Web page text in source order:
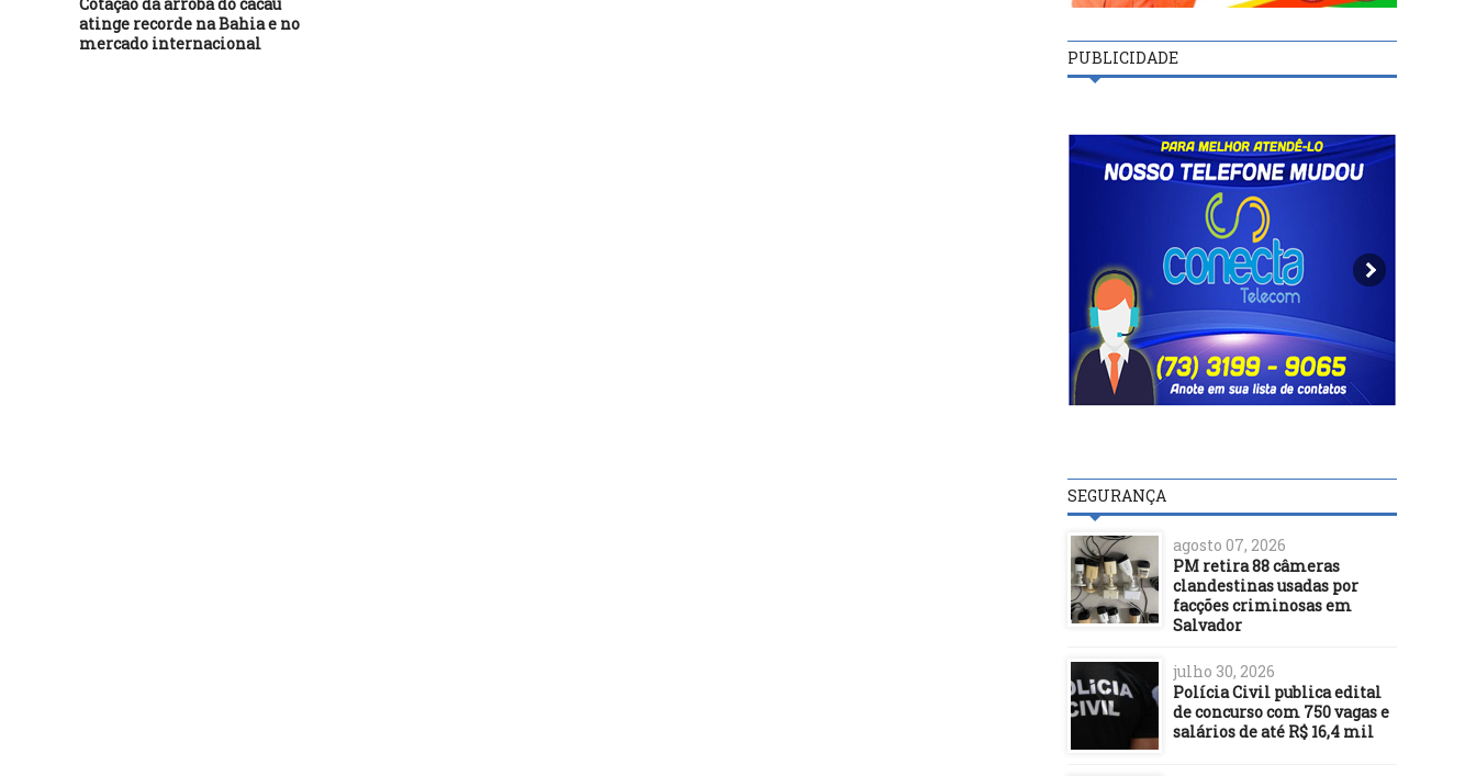
atinge recorde na Bahia e no
mercado internacional
PUBLICIDADE
SEGURANÇA
agosto 07, 2026
PM retira 88 câmeras
clandestinas usadas por
facções criminosas em
Salvador
julho 30, 2026
Polícia Civil publica edital
de concurso com 750 vagas e
salários de até R$ 16,4 mil